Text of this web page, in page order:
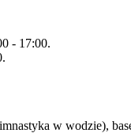
- 17:00.
w wodzie),